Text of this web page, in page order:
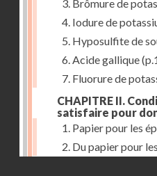
3. Brômure de
4. Iodure de
5. Hyposulfite de
6. Acide gallique
7. Fluorure de
CHAPITRE II.
satisfaire pour
1. Papier pour les
2. Du papier pour